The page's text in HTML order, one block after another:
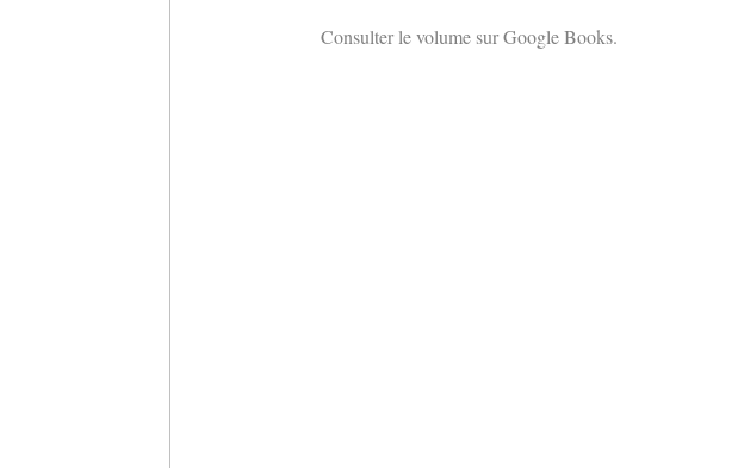
Consulter le volume sur Google Books.